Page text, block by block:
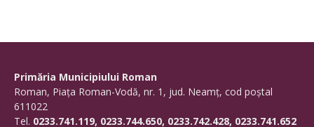
Primăria Municipiului Roman
Roman, Piaţa Roman-Vodă, nr. 1, jud. Neamţ, cod poştal
611022
Tel. 0233.741.119, 0233.744.650, 0233.742.428, 0233.741.652